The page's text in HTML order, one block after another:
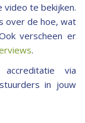
video te bekijken.
over de hoe, wat
verscheen er
.
via
in jouw